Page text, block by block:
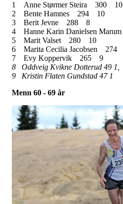
1 Anne Størmer Steira 300
10
2
Bente Hamnes 294
10
3
Berit Jevne 288
8
4
Hanne Karin Danielsen Marum
5
Marit Valset 280
10
6
Marita Cecilia Jacobsen 274
7
Evy Koppervik 265
9
8 Oddveig Kvikne Dotterud 49 1,
9 Kristin Flaten Gundstad 47 1
Menn 60 - 69 år